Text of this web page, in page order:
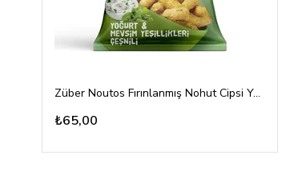
Züber Noutos Fırınlanmış Nohut Cipsi Yoğurt Mevsim Yeşillikleri 55gr
₺65,00